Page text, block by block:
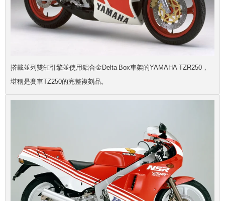
搭載並列雙缸引擎並使用鋁合金Delta Box車架的YAMAHA TZR250，
堪稱是賽車TZ250的完整複刻品。